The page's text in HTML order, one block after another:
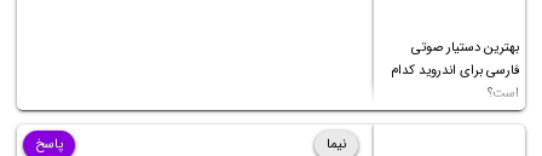
بهترین دستیار صوتی
فارسی برای اندروید کدام
است؟
نیما
پاسخ